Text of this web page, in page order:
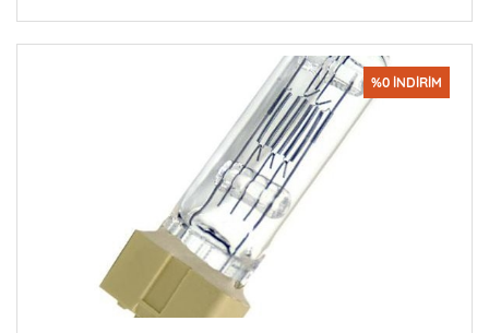
%0 İNDİRİM